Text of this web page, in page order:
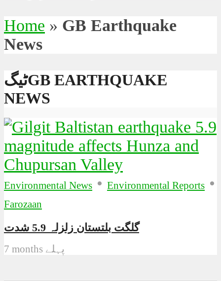
Home » GB Earthquake
News
ٹیگGB EARTHQUAKE
NEWS
Environmental News • Environmental Reports •
Farozaan
گلگت بلتستان زلزلہ 5.9 شدت
7 months پہلے